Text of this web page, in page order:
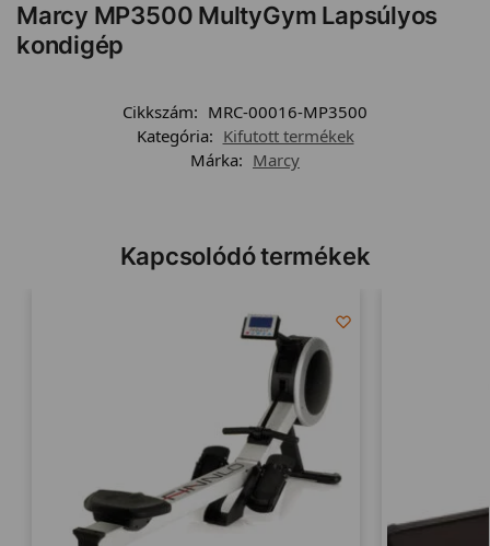
Marcy MP3500 MultyGym Lapsúlyos
kondigép
Cikkszám: MRC-00016-MP3500
Kategória: Kifutott termékek
Márka: Marcy
Kapcsolódó termékek